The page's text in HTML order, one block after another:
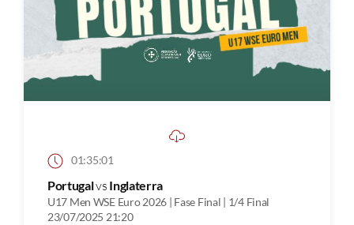
01:35:01
Portugalvs Inglaterra
U17 Men WSE Euro 2026 | Fase Final | 1/4 Final
23/07/2025 21:20